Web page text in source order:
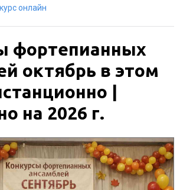
онлайн
фортепианных
октябрь в этом
|
на 2026 г.